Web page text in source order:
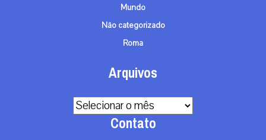
Mundo
Não categorizado
Roma
Arquivos
Arquivos
Contato